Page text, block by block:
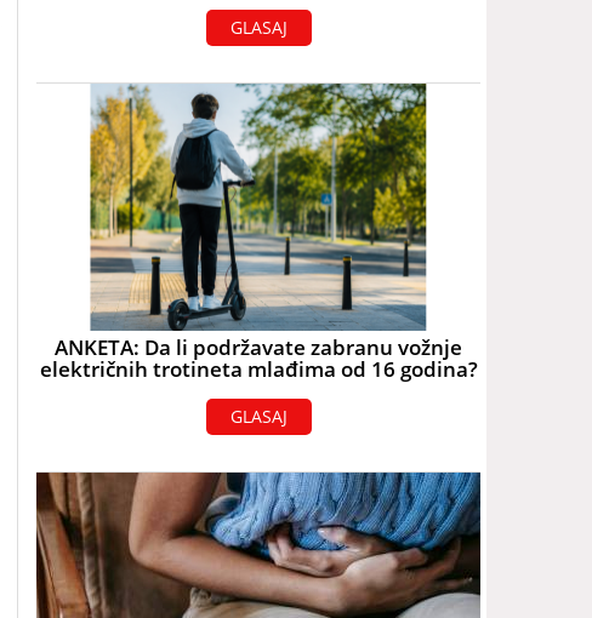
GLASAJ
ANKETA: Da li podržavate zabranu vožnje
električnih trotineta mlađima od 16 godina?
GLASAJ